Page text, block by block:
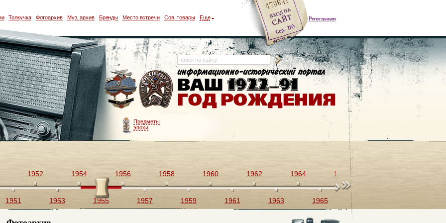
Регистрация
Толкучка Фотоархив Муз. архив Бренды Место встречи Сов. товары Еще
Предметы
эпохи
1951
1952
1953
1954
1955
1956
1957
1958
1959
1960
1961
1962
1963
1964
1965
1966